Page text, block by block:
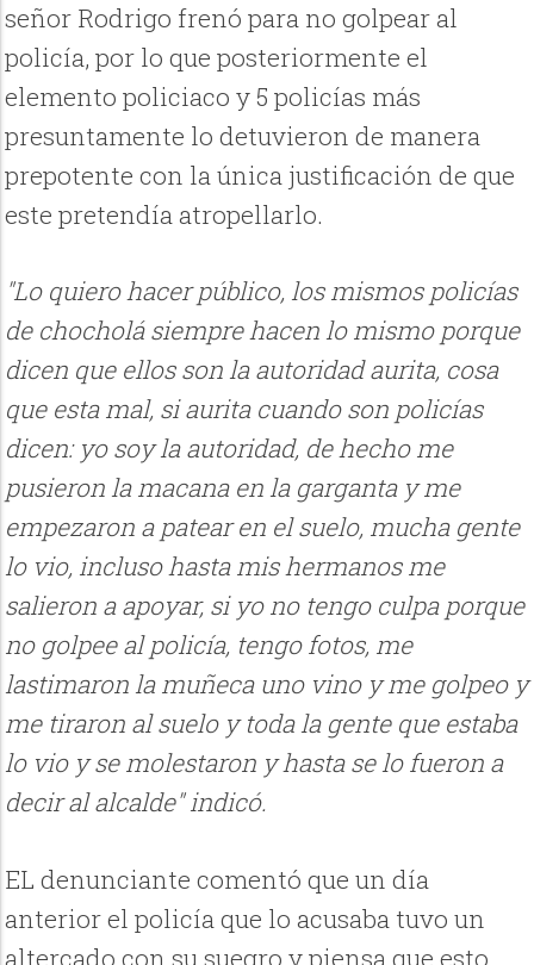
señor Rodrigo frenó para no golpear al
policía, por lo que posteriormente el
elemento policiaco y 5 policías más
presuntamente lo detuvieron de manera
prepotente con la única justificación de que
este pretendía atropellarlo.
"Lo quiero hacer público, los mismos policías
de chocholá siempre hacen lo mismo porque
dicen que ellos son la autoridad aurita, cosa
que esta mal, si aurita cuando son policías
dicen: yo soy la autoridad, de hecho me
pusieron la macana en la garganta y me
empezaron a patear en el suelo, mucha gente
lo vio, incluso hasta mis hermanos me
salieron a apoyar, si yo no tengo culpa porque
no golpee al policía, tengo fotos, me
lastimaron la muñeca uno vino y me golpeo y
me tiraron al suelo y toda la gente que estaba
lo vio y se molestaron y hasta se lo fueron a
decir al alcalde" indicó.
EL denunciante comentó que un día
anterior el policía que lo acusaba tuvo un
altercado con su suegro y piensa que esto